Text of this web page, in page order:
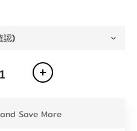
Save More